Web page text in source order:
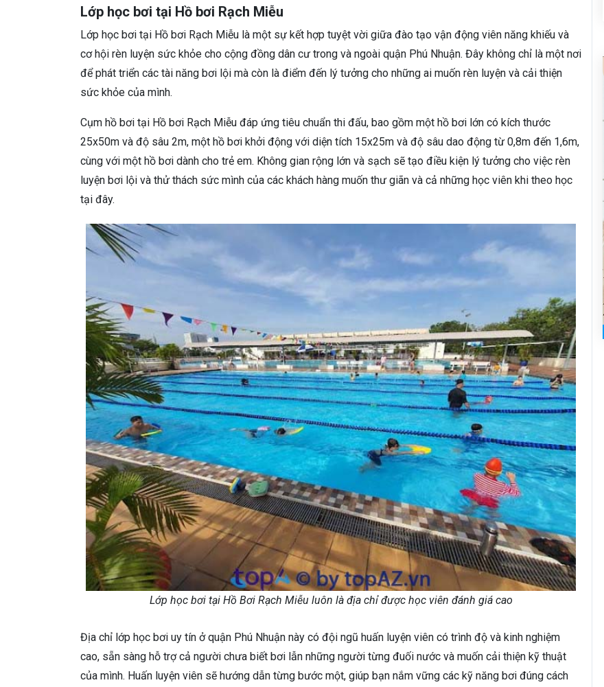
Lớp học bơi tại Hồ bơi Rạch Miễu
Lớp học bơi tại Hồ bơi Rạch Miễu là một sự kết hợp tuyệt vời giữa đào tạo vận động viên năng khiếu và
cơ hội rèn luyện sức khỏe cho cộng đồng dân cư trong và ngoài quận Phú Nhuận. Đây không chỉ là một nơi
để phát triển các tài năng bơi lội mà còn là điểm đến lý tưởng cho những ai muốn rèn luyện và cải thiện
sức khỏe của mình.
Cụm hồ bơi tại Hồ bơi Rạch Miễu đáp ứng tiêu chuẩn thi đấu, bao gồm một hồ bơi lớn có kích thước
25x50m và độ sâu 2m, một hồ bơi khởi động với diện tích 15x25m và độ sâu dao động từ 0,8m đến 1,6m,
cùng với một hồ bơi dành cho trẻ em. Không gian rộng lớn và sạch sẽ tạo điều kiện lý tưởng cho việc rèn
luyện bơi lội và thử thách sức mình của các khách hàng muốn thư giãn và cả những học viên khi theo học
tại đây.
Lớp học bơi tại Hồ Bơi Rạch Miễu luôn là địa chỉ được học viên đánh giá cao
Địa chỉ lớp học bơi uy tín ở quận Phú Nhuận này có đội ngũ huấn luyện viên có trình độ và kinh nghiệm
cao, sẵn sàng hỗ trợ cả người chưa biết bơi lẫn những người từng đuối nước và muốn cải thiện kỹ thuật
của mình. Huấn luyện viên sẽ hướng dẫn từng bước một, giúp bạn nắm vững các kỹ năng bơi đúng cách